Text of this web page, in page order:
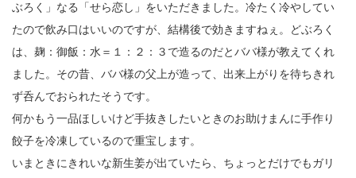
ぶろく」なる「せら恋し」をいただきました。冷たく冷やしてい
たので飲み口はいいのですが、結構後で効きますねぇ。どぶろく
は、麹：御飯：水＝１：２：３で造るのだとババ様が教えてくれ
ました。その昔、ババ様の父上が造って、出来上がりを待ちきれ
ず呑んでおられたそうです。
何かもう一品ほしいけど手抜きしたいときのお助けまんに手作り
餃子を冷凍しているので重宝します。
いまときにきれいな新生姜が出ていたら、ちょっとだけでもガリ